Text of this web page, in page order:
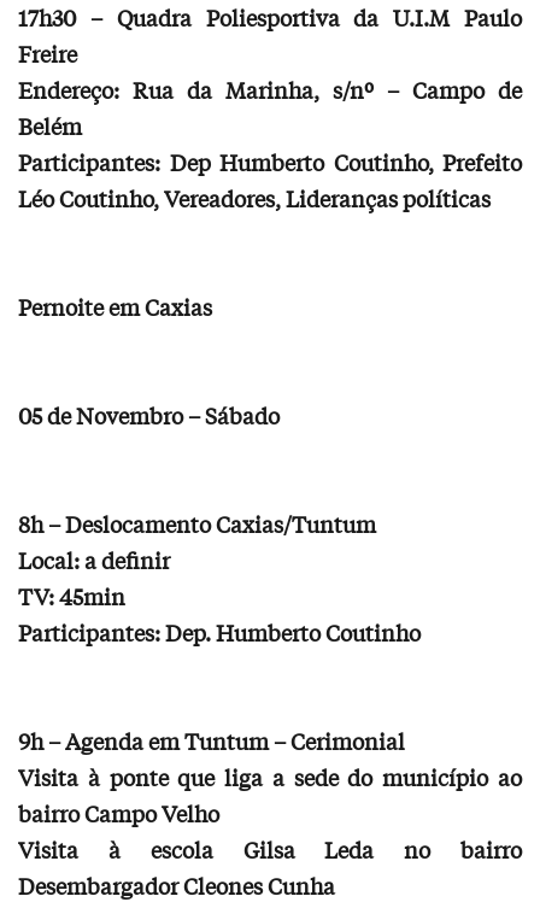
17h30 – Quadra Poliesportiva da U.I.M Paulo
Freire
Endereço: Rua da Marinha, s/nº – Campo de
Belém
Participantes: Dep Humberto Coutinho, Prefeito
Léo Coutinho, Vereadores, Lideranças políticas
Pernoite em Caxias
05 de Novembro – Sábado
8h – Deslocamento Caxias/Tuntum
Local: a definir
TV: 45min
Participantes: Dep. Humberto Coutinho
9h – Agenda em Tuntum – Cerimonial
Visita à ponte que liga a sede do município ao
bairro Campo Velho
Visita à escola Gilsa Leda no bairro
Desembargador Cleones Cunha